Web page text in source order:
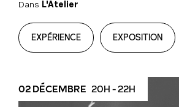
Dans L'Atelier
EXPÉRIENCE EXPOSITION
02 DÉCEMBRE 20H - 22H